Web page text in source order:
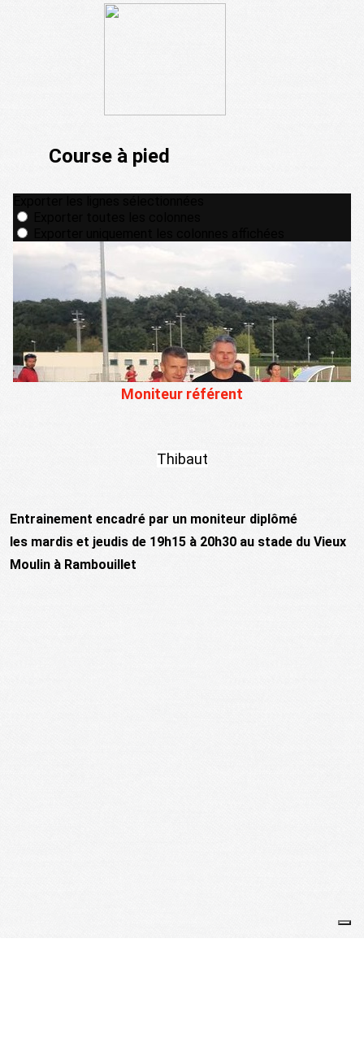
Course à pied
Moniteur référent
Thibaut
Entrainement encadré par un moniteur diplômé
les mardis et jeudis de 19h15 à 20h30 au stade du Vieux
Moulin à Rambouillet